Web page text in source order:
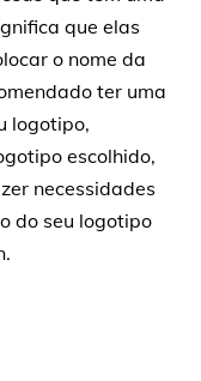
que elas
o nome da
ter uma
logotipo,
escolhido,
necessidades
do seu logotipo